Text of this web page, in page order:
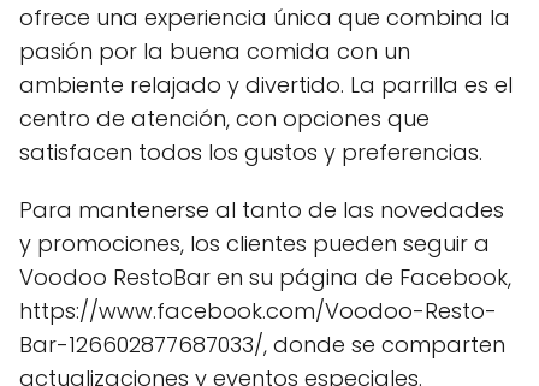
ofrece una experiencia única que combina la
pasión por la buena comida con un
ambiente relajado y divertido. La parrilla es el
centro de atención, con opciones que
satisfacen todos los gustos y preferencias.
Para mantenerse al tanto de las novedades
y promociones, los clientes pueden seguir a
Voodoo RestoBar en su página de Facebook,
https://www.facebook.com/Voodoo-Resto-
Bar-126602877687033/, donde se comparten
actualizaciones y eventos especiales.